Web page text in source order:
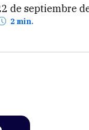
22 de septiembre
2 min.